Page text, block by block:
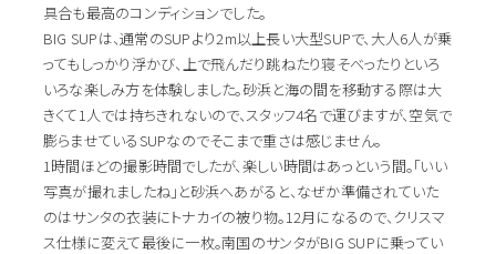
具合も最高のコンディションでした。
BIG SUPは、通常のSUPより2m以上長い大型SUPで、大人6人が乗
ってもしっかり浮かび、上で飛んだり跳ねたり寝そべったりといろ
いろな楽しみ方を体験しました。砂浜と海の間を移動する際は大
きくて1人では持ちきれないので、スタッフ4名で運びますが、空気で
膨らませているSUPなのでそこまで重さは感じません。
1時間ほどの撮影時間でしたが、楽しい時間はあっという間。「いい
写真が撮れましたね」と砂浜へあがると、なぜか準備されていた
のはサンタの衣装にトナカイの被り物。12月になるので、クリスマ
ス仕様に変えて最後に一枚。南国のサンタがBIG SUPに乗ってい